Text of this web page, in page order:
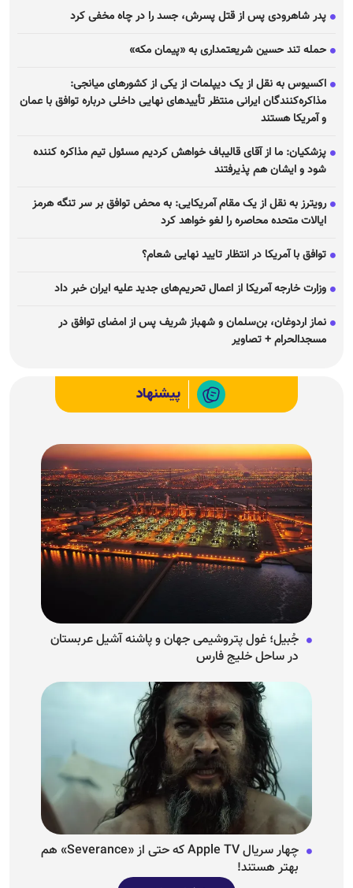
پدر شاهرودی پس از قتل پسرش، جسد را در چاه مخفی کرد
حمله تند حسین شریعتمداری به «پیمان مکه»
اکسیوس به نقل از یک دیپلمات از یکی از کشور‌های میانجی:
مذاکره‌کنندگان ایرانی منتظر تأیید‌های نهایی داخلی درباره توافق با عمان
و آمریکا هستند
پزشکیان: ما از آقای قالیباف خواهش کردیم مسئول تیم مذاکره کننده
شود و ایشان هم پذیرفتند
رویترز به نقل از یک مقام آمریکایی: به محض توافق بر سر تنگه هرمز
ایالات متحده محاصره را لغو خواهد کرد
توافق با آمریکا در انتظار تایید نهایی شعام؟
وزارت خارجه آمریکا از اعمال تحریم‌های جدید علیه ایران خبر داد
نماز اردوغان، بن‌سلمان و شهباز شریف پس از امضای توافق در
مسجدالحرام + تصاویر
پیشنهاد
جُبیل؛ غول پتروشیمی جهان و پاشنه آشیل عربستان
در ساحل خلیج فارس
چهار سریال Apple TV که حتی از «Severance» هم
بهتر هستند!